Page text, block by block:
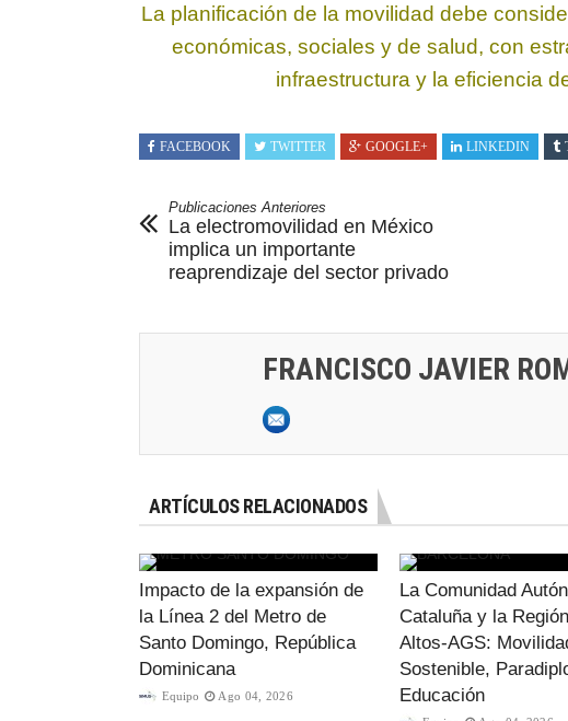
La planificación de la movilidad debe
económicas, sociales y de salud, con
infraestructura y la eficiencia
FACEBOOK TWITTER GOOGLE+ LINKEDIN
Publicaciones Anteriores
La electromovilidad en México
implica un importante
reaprendizaje del sector privado
FRANCISCO JAVIER
ARTÍCULOS RELACIONADOS
Impacto de la expansión de
la Línea 2 del Metro de
Santo Domingo, República
Dominicana
Equipo Ago 04, 2026
La Comunidad
Cataluña y la
Altos-AGS:
Sostenible,
Educación